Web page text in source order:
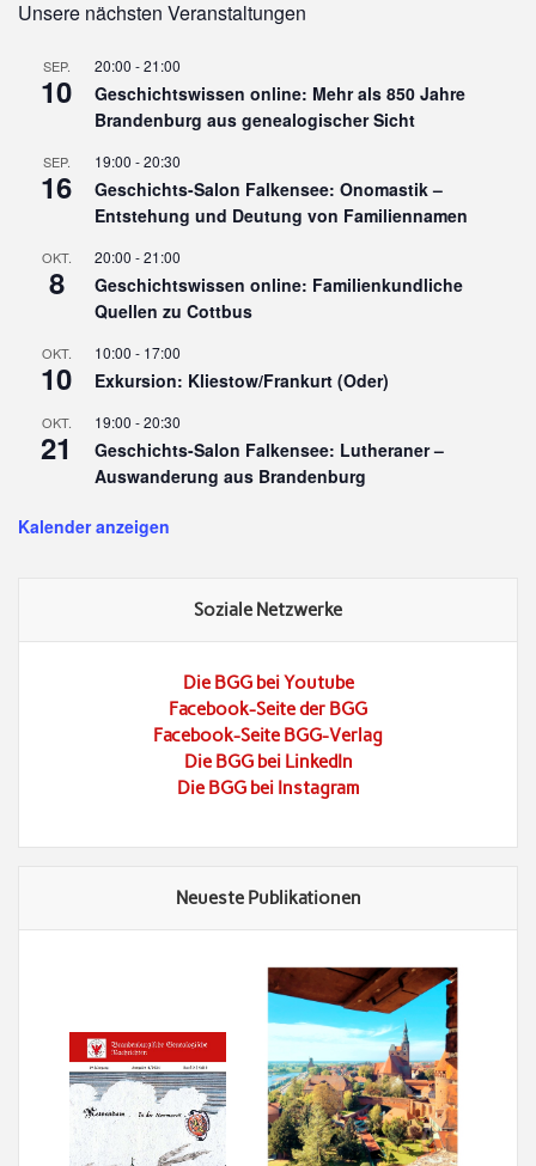
Unsere nächsten Veranstaltungen
SEP.
10
20:00 -21:00
Geschichtswissen online: Mehr als 850 Jahre
Brandenburg aus genealogischer Sicht
SEP.
16
19:00 -20:30
Geschichts-Salon Falkensee: Onomastik –
Entstehung und Deutung von Familiennamen
OKT.
8
20:00 -21:00
Geschichtswissen online: Familienkundliche
Quellen zu Cottbus
OKT.
10
10:00 - 17:00
Exkursion: Kliestow/Frankurt (Oder)
OKT.
21
19:00 -20:30
Geschichts-Salon Falkensee: Lutheraner –
Auswanderung aus Brandenburg
Kalender anzeigen
Soziale Netzwerke
Die BGG bei Youtube
Facebook-Seite der BGG
Facebook-Seite BGG-Verlag
Die BGG bei LinkedIn
Die BGG bei Instagram
Neueste Publikationen